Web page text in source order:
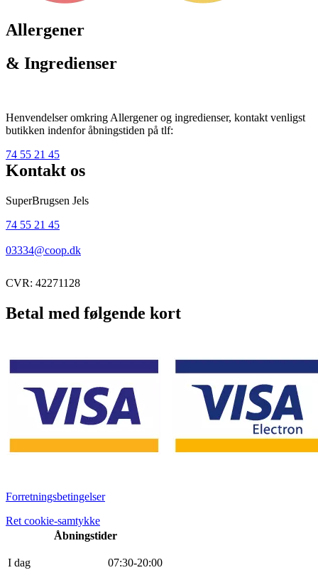
Allergener
& Ingredienser
Henvendelser omkring Allergener og ingredienser, kontakt venligst
butikken indenfor åbningstiden på tlf:
74 55 21 45
Kontakt os
SuperBrugsen Jels
74 55 21 45
03334@coop.dk
CVR: 42271128
Betal med følgende kort
Forretningsbetingelser
Ret cookie-samtykke
Åbningstider
I dag 07:30-20:00